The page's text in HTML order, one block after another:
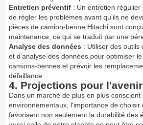
Entretien préventif : Un entretien régulier
de régler les problèmes avant qu’ils ne
pièces de camion-benne Hitachi sont
maintenance, ce qui se traduit par une
Analyse des données : Utiliser des outils
et d’analyse des données pour optimiser
camions-bennes et prévoir les
défaillance.
4. Projections pour l'avenir
Dans un marché de plus en plus conscient
environnementaux, l'importance de choisir
favorisent non seulement la durabilité des